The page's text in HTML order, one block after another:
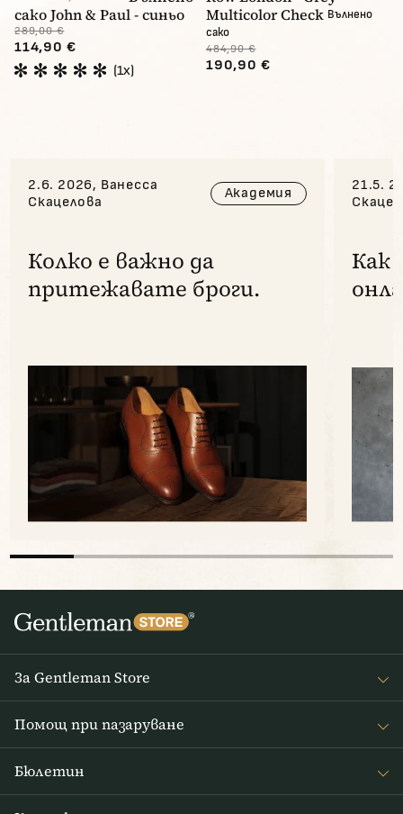
сако John & Paul - синьо
289,00 €
114,90 €
(1x)
Multicolor Check Вълнено
сако
484,90 €
190,90 €
2.6. 2026, Ванесса
Скацелова
Академия
Колко е важно да
притежавате броги.
21.5.
Как
За Gentleman Store
Помощ при пазаруване
Бюлетин